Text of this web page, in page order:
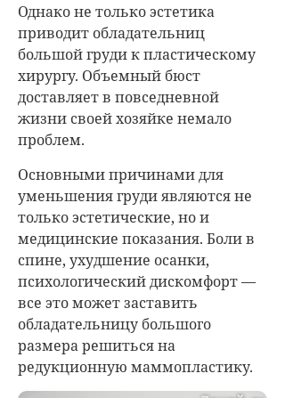
Однако не только эстетика
приводит обладательниц
большой груди к пластическому
хирургу. Объемный бюст
доставляет в повседневной
жизни своей хозяйке немало
проблем.
Основными причинами для
уменьшения груди являются не
только эстетические, но и
медицинские показания. Боли в
спине, ухудшение осанки,
психологический дискомфорт —
все это может заставить
обладательницу большого
размера решиться на
редукционную маммопластику.